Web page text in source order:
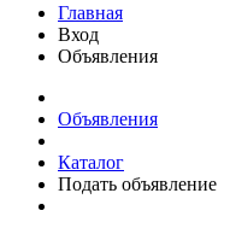
Главная
Вход
Объявления
Объявления
Каталог
Подать объявление